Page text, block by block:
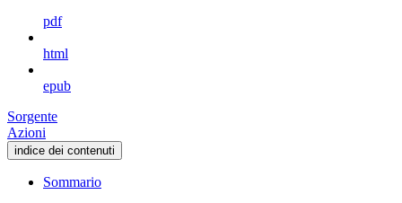
pdf
html
epub
Sorgente
Azioni
indice dei contenuti
Sommario